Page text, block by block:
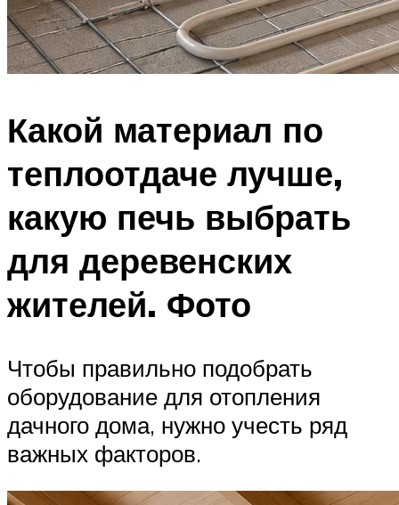
Какой материал по
теплоотдаче лучше,
какую печь выбрать
для деревенских
жителей. Фото
Чтобы правильно подобрать
оборудование для отопления
дачного дома, нужно учесть ряд
важных факторов.